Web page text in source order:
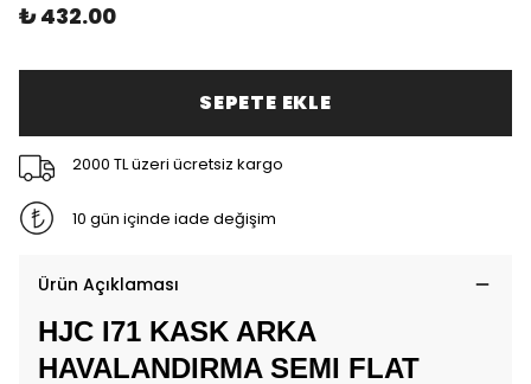
₺ 432.00
SEPETE EKLE
2000 TL üzeri ücretsiz kargo
10 gün içinde iade değişim
Ürün Açıklaması
HJC I71 KASK ARKA
HAVALANDIRMA SEMI FLAT